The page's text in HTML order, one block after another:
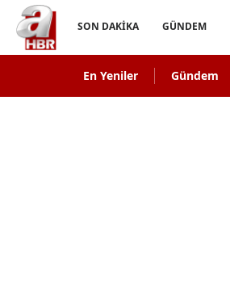
SON DAKİKA GÜNDEM
En Yeniler Gündem